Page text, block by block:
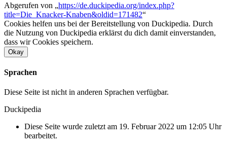
Abgerufen von „https://de.duckipedia.org/index.php?
title=Die_Knacker-Knaben&oldid=171482“
Cookies helfen uns bei der Bereitstellung von Duckipedia. Durch
die Nutzung von Duckipedia erklärst du dich damit einverstanden,
dass wir Cookies speichern.
Okay
Sprachen
Diese Seite ist nicht in anderen Sprachen verfügbar.
Duckipedia
Diese Seite wurde zuletzt am 19. Februar 2022 um 12:05 Uhr
bearbeitet.